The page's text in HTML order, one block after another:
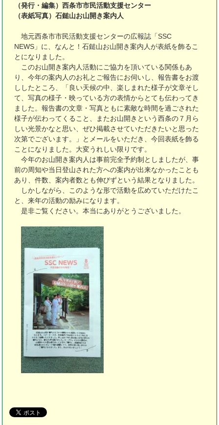
（発行・編集）西条市市民活動支援センター
（表紙写真）石鎚山お山開き案内人
地元西条市市民活動支援センターの広報誌「SSC
NEWS」に、なんと！石鎚山お山開き案内人が表紙を飾るこ
とになりました。
このお山開き案内人活動にご協力を頂いている関係もあ
り、今年の案内人のお礼とご報告にお伺いし、報告書をお渡
ししたところ、「良い天候の中、楽しまれた様子が文章そし
て、写真の様子・映っている方の表情からとても伝わってき
ました。報告書の文章・写真ともに素敵な時間を過ごされた
様子が伝わってくること、またお山開きという西条の７月ら
しい光景かなと思い、ぜひ掲載させていただきたいと思った
次第でございます。」とメールをいただき、今回表紙を飾る
ことになりました。大変うれしい限りです。
今年のお山開き案内人は事前完全予約制としましたが、事
前の周知や当日登山された方への案内が出来なかったことも
あり、件数、案内者数とも伸びずという結果となりました。
しかしながら、このような形で活動を広めていただけたこ
と、来年の活動の励みになります。
是非ご覧ください。本当にありがとうございました。